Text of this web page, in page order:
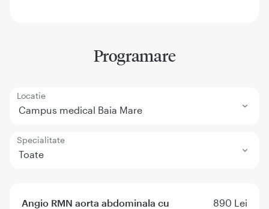
Programare
Locatie
Campus medical Baia Mare
Specialitate
Toate
Angio RMN aorta abdominala cu
890 Lei